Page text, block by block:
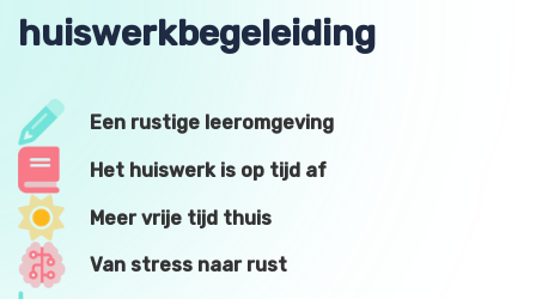
huiswerkbegeleiding
Een rustige leeromgeving
Het huiswerk is op tijd af
Meer vrije tijd thuis
Van stress naar rust